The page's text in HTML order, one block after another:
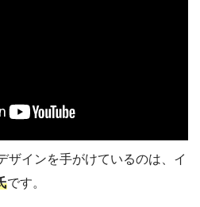
ザインを手がけているのは、イ
です。